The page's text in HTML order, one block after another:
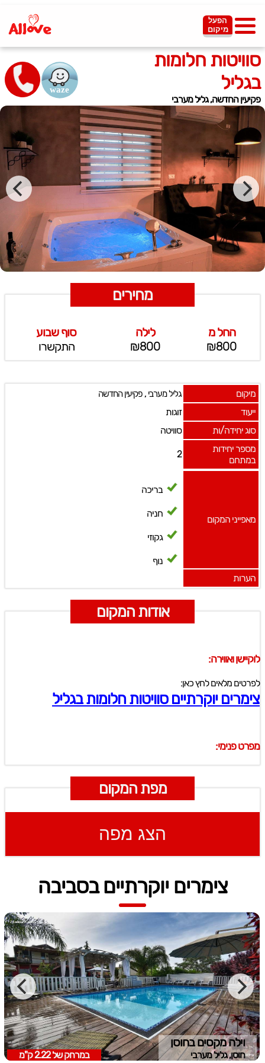
הפעל
מיקום
סוויטות חלומות
בגליל
פקיעין החדשה, גליל מערבי
מחירים
החל מ
₪800
לילה
₪800
סוף שבוע
התקשרו
מיקום גליל מערבי, פקיעין החדשה
ייעוד
זוגות
סוג יחידה/ות
סוויטה
מספר יחידות
במתחם
2
מאפייני המקום
בריכה
חניה
גקוזי
נוף
הערות
אודות המקום
לוקיישן ואווירה:
לפרטים מלאים לחץ כאן:
צימרים יוקרתיים סוויטות חלומות בגליל
מפרט פנימי:
מפת המקום
הצג מפה
צימרים יוקרתיים בסביבה
וילה מקסים בחוסן
חוסן, גליל מערבי במרחק של2.22 ק"מ